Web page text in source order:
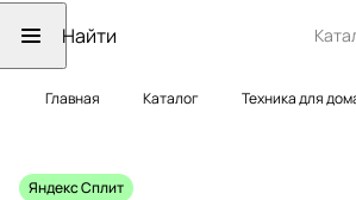
Главная Каталог Техника для
Яндекс Сплит